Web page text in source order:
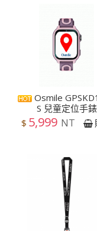
Osmile
S 兒童定位手錶
$ 5,999 NT